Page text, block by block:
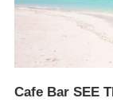
Cafe Bar SEE